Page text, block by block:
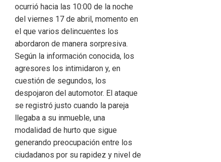
ocurrió hacia las 10:00 de la noche
del viernes 17 de abril, momento en
el que varios delincuentes los
abordaron de manera sorpresiva.
Según la información conocida, los
agresores los intimidaron y, en
cuestión de segundos, los
despojaron del automotor. El ataque
se registró justo cuando la pareja
llegaba a su inmueble, una
modalidad de hurto que sigue
generando preocupación entre los
ciudadanos por su rapidez y nivel de